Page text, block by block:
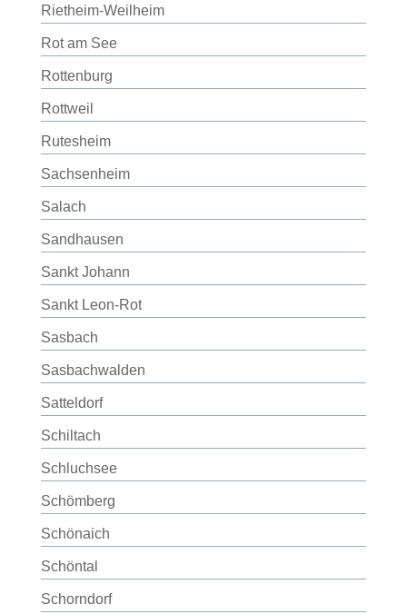
Rietheim-Weilheim
Rot am See
Rottenburg
Rottweil
Rutesheim
Sachsenheim
Salach
Sandhausen
Sankt Johann
Sankt Leon-Rot
Sasbach
Sasbachwalden
Satteldorf
Schiltach
Schluchsee
Schömberg
Schönaich
Schöntal
Schorndorf